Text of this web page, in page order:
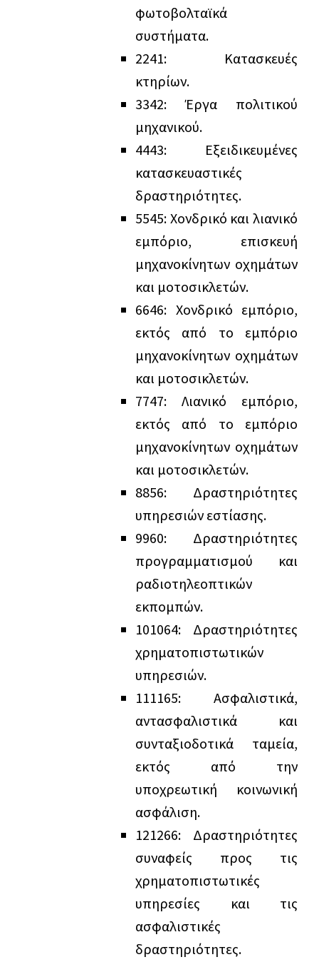
φωτοβολταϊκά
συστήματα.
2241: Κατασκευές
κτηρίων.
3342: Έργα πολιτικού
μηχανικού.
4443: Εξειδικευμένες
κατασκευαστικές
δραστηριότητες.
5545: Χονδρικό και λιανικό
εμπόριο, επισκευή
μηχανοκίνητων οχημάτων
και μοτοσικλετών.
6646: Χονδρικό εμπόριο,
εκτός από το εμπόριο
μηχανοκίνητων οχημάτων
και μοτοσικλετών.
7747: Λιανικό εμπόριο,
εκτός από το εμπόριο
μηχανοκίνητων οχημάτων
και μοτοσικλετών.
8856: Δραστηριότητες
υπηρεσιών εστίασης.
9960: Δραστηριότητες
προγραμματισμού και
ραδιοτηλεοπτικών
εκπομπών.
101064: Δραστηριότητες
χρηματοπιστωτικών
υπηρεσιών.
111165: Ασφαλιστικά,
αντασφαλιστικά και
συνταξιοδοτικά ταμεία,
εκτός από την
υποχρεωτική κοινωνική
ασφάλιση.
121266: Δραστηριότητες
συναφείς προς τις
χρηματοπιστωτικές
υπηρεσίες και τις
ασφαλιστικές
δραστηριότητες.